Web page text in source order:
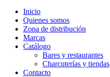
Inicio
Quienes somos
Zona de distribución
Marcas
Catálogo
Bares y restaurantes
Charcuterías y tiendas
Contacto